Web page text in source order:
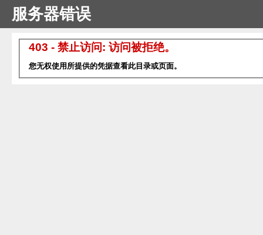
服务器错误
403 - 禁止访问: 访问被拒绝。
您无权使用所提供的凭据查看此目录或页面。